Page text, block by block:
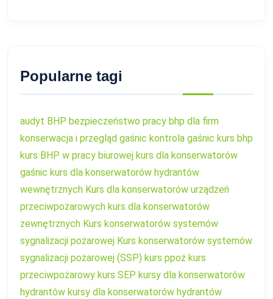
Popularne tagi
audyt BHP bezpieczeństwo pracy bhp dla firm
konserwacja i przegląd gaśnic kontrola gaśnic kurs bhp
kurs BHP w pracy biurowej kurs dla konserwatorów
gaśnic kurs dla konserwatorów hydrantów
wewnętrznych Kurs dla konserwatorów urządzeń
przeciwpożarowych kurs dla konserwatorów
zewnętrznych Kurs konserwatorów systemów
sygnalizacji pożarowej Kurs konserwatorów systemów
sygnalizacji pożarowej (SSP) kurs ppoż kurs
przeciwpożarowy kurs SEP kursy dla konserwatorów
hydrantów kursy dla konserwatorów hydrantów